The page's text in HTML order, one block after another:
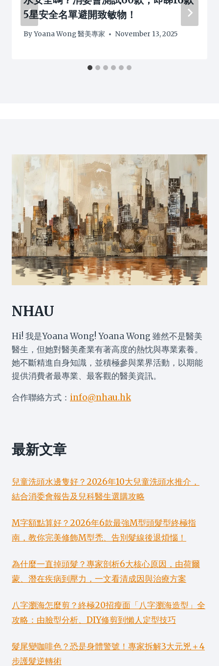
5星安全名單避開致敏物！
ByYoana Wong 醫美專家 November 13, 2025
NHAU
Hi! 我是Yoana Wong! Yoana Wong 雖然不是醫美
醫生，但她對醫美產業有著高度的熱忱與專業素養。
她不斷精進自身知識，並積極參與業界活動，以期能
提供消費者最專業、最客觀的醫美資訊。
合作聯絡方式： info@nhau.hk
最新文章
兒童洗頭水邊隻好？2026年10大兒童洗頭水推介，
結合消委會報告及兒科醫生選購攻略
M字額點算好？2026年6款最強M型頭髮型終極指
南，教你完美修飾M型禿、告別髮線後退煩惱！
為什麼一直掉頭髮？專家剖析6大核心原因，由荷爾
蒙、潛在疾病到壓力，一文看清成因與治療方案
八字瀏海怎麼剪？終極20招瘦面「八字瀏海造型」全
攻略：由臉型分析、DIY修剪到懶人定型技巧
髮尾變咖啡色？恐是身體警號！專家拆解3大元兇＋4
步護髮逆轉術